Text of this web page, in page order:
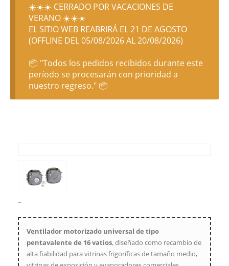
☀️☀️☀️ CERRADO POR VACACIONES DE
VERANO ☀️☀️☀️
EL SITIO WEB REABRIRÁ EL 21 DE AGOSTO
(OFFLINE DEL 05/08/2026 AL 20/08/2026)
📦 "Todos los pedidos recibidos durante este
período se procesarán con prioridad a
nuestro regreso." 📦
–
Ventilador motorizado universal de tipo
pentavalente de 16 vatios, diseñado como recambio de
alta fiabilidad para vitrinas frigoríficas de tamaño medio,